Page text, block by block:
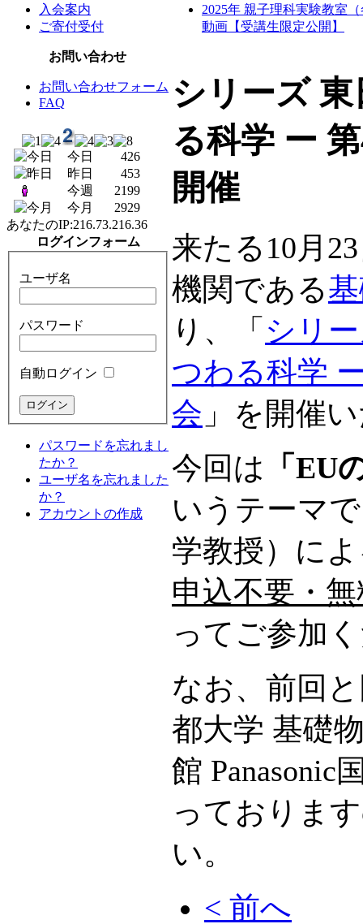
入会案内
ご寄付受付
お問い合わせ
お問い合わせフォーム
FAQ
今日
426
昨日
453
今週
2199
今月
2929
あなたのIP:216.73.216.36
ログインフォーム
ユーザ名
パスワード
自動ログイン
パスワードを忘れまし
たか？
ユーザ名を忘れました
か？
アカウントの作成
2025年 親子理科実験教室
動画【受講生限定公開】
シリーズ
る科学 ー
開催
来たる10月
機関である
り、「 シリ
つわる科学
会 」を開催
今回は 「EU
いうテーマ
学教授）に
申込不要・
ってご参加
なお、前回
都大学 基礎
館 Panasonic
っておりま
い。
< 前へ